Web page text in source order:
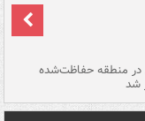
منطقه حفاظت‌شده
شد